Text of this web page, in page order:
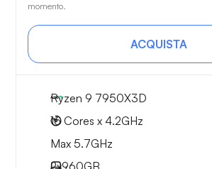
momento.
ACQUISTA
Ryzen 9 7950X3D
16 Cores x 4.2GHz
Max 5.7GHz